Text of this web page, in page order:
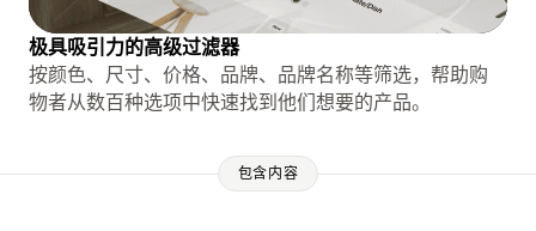
极具吸引力的高级过滤器
按颜色、尺寸、价格、品牌、品牌名称等筛选，帮助购
物者从数百种选项中快速找到他们想要的产品。
包含内容